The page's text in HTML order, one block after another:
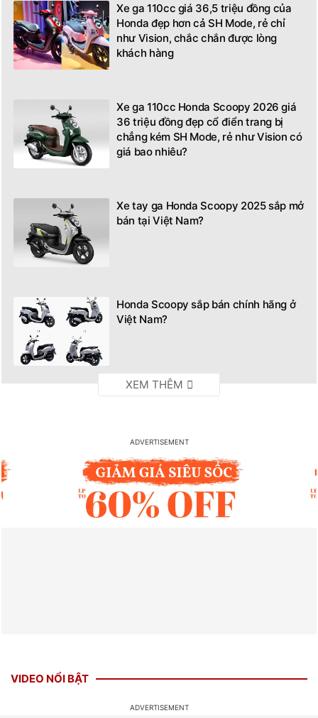
Xe ga 110cc giá 36,5 triệu đồng của
Honda đẹp hơn cả SH Mode, rẻ chỉ
như Vision, chắc chắn được lòng
khách hàng
Xe ga 110cc Honda Scoopy 2026 giá
36 triệu đồng đẹp cổ điển trang bị
chẳng kém SH Mode, rẻ như Vision có
giá bao nhiêu?
Xe tay ga Honda Scoopy 2025 sắp mở
bán tại Việt Nam?
Honda Scoopy sắp bán chính hãng ở
Việt Nam?
VIDEO NỔI BẬT